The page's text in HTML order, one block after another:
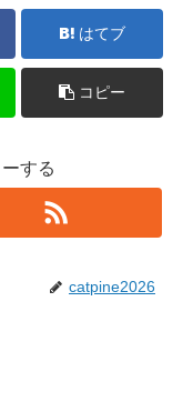
はてブ
コピー
する
catpine2026